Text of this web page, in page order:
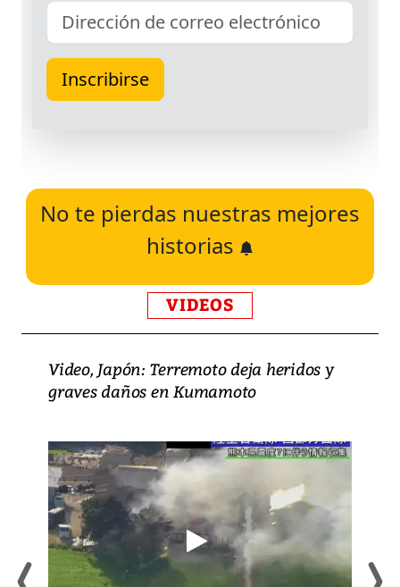
No te pierdas nuestras mejores
historias
VIDEOS
Video, Japón: Terremoto deja heridos y
graves daños en Kumamoto